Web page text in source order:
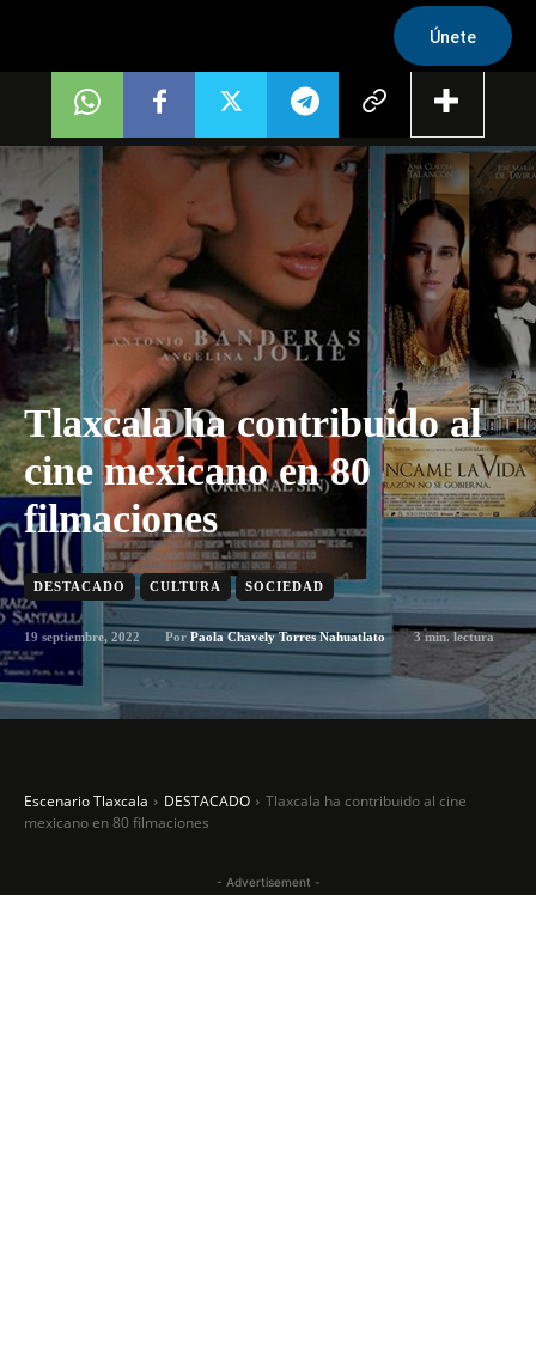
Únete
Tlaxcala ha contribuido al
cine mexicano en 80
filmaciones
DESTACADO CULTURA SOCIEDAD
19 septiembre, 2022 Por Paola Chavely Torres Nahuatlato 3min. lectura
Escenario Tlaxcala DESTACADO
Tlaxcala ha contribuido al cine
mexicano en 80 filmaciones
- Advertisement -